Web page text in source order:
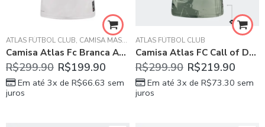
ATLAS FÚTBOL CLUB, CAMISA MASCULINA
Camisa Atlas Fc Branca Away 2024/25 Masculina
R$299.90 R$199.90
Em até 3x de R$66.63 sem
juros
ATLAS FÚTBOL CLUB
Camisa Atlas FC Call of Duty Especial Cinza 2023/24 Masculina
R$299.90 R$219.90
Em até 3x de R$73.30 sem
juros